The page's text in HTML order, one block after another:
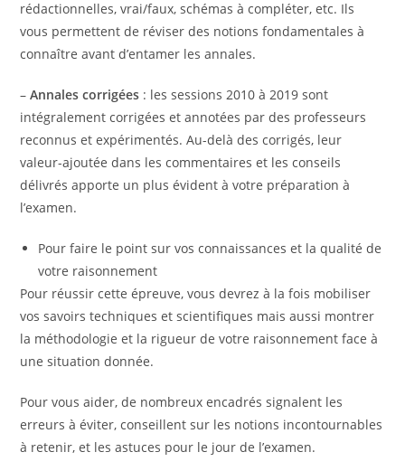
rédactionnelles, vrai/faux, schémas à compléter, etc. Ils
vous permettent de réviser des notions fondamentales à
connaître avant d’entamer les annales.
–Annales corrigées : les sessions 2010 à 2019 sont
intégralement corrigées et annotées par des professeurs
reconnus et expérimentés. Au-delà des corrigés, leur
valeur-ajoutée dans les commentaires et les conseils
délivrés apporte un plus évident à votre préparation à
l’examen.
Pour faire le point sur vos connaissances et la qualité de
votre raisonnement
Pour réussir cette épreuve, vous devrez à la fois mobiliser
vos savoirs techniques et scientifiques mais aussi montrer
la méthodologie et la rigueur de votre raisonnement face à
une situation donnée.
Pour vous aider, de nombreux encadrés signalent les
erreurs à éviter, conseillent sur les notions incontournables
à retenir, et les astuces pour le jour de l’examen.